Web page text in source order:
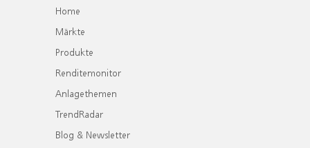
Home
Märkte
Produkte
Renditemonitor
Anlagethemen
TrendRadar
Blog & Newsletter